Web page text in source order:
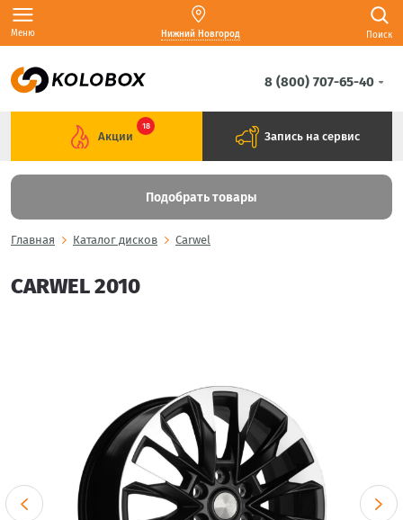
Меню Нижний Новгород Поиск
8 (800) 707-65-40
Акции
18
Запись на сервис
Подобрать товары
Главная Каталог дисков Carwel
CARWEL 2010